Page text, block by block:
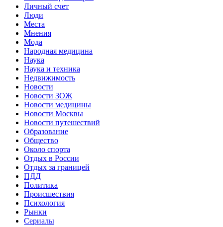
Личный счет
Люди
Места
Мнения
Мода
Народная медицина
Наука
Наука и техника
Недвижимость
Новости
Новости ЗОЖ
Новости медицины
Новости Москвы
Новости путешествий
Образование
Общество
Около спорта
Отдых в России
Отдых за границей
ПДД
Политика
Происшествия
Психология
Рынки
Сериалы